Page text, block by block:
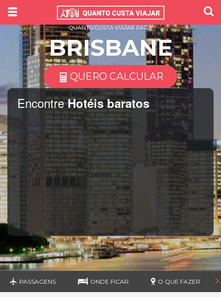
EncontreHotéis baratos
QUANTO CUSTA VIAJAR PARA
BRISBANE
QUERO CALCULAR
PASSAGENS ONDE FICAR O QUE FAZER